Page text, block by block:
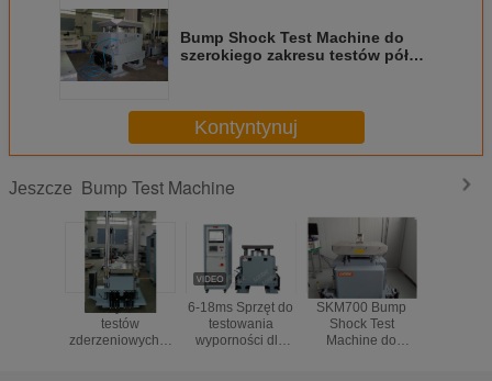
Bump Shock Test Machine do
szerokiego zakresu testów pół
Kontyntynuj
Jeszcze Bump Test Machine
Maszyna do
testów
zderzeniowych o
6-18ms Sprzęt do
testowania
wyporności dla
SKM700 Bump
Shock Test
Machine do